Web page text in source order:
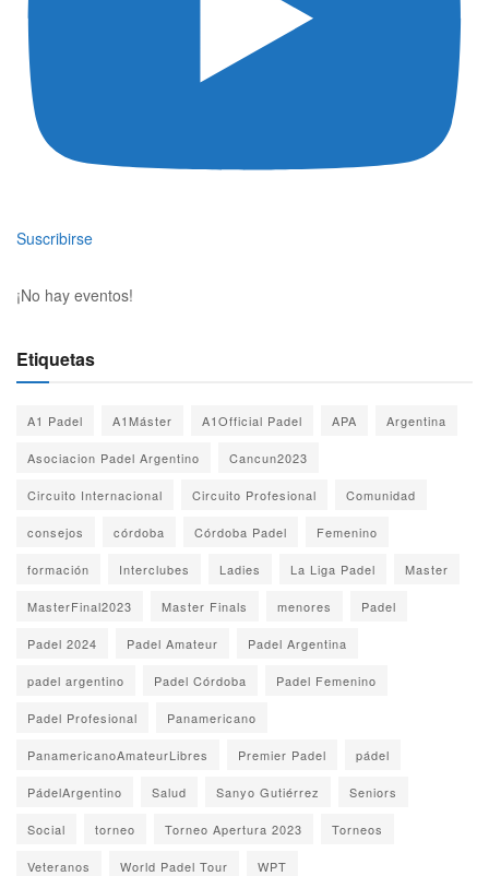
Suscribirse
¡No hay eventos!
Etiquetas
A1 Padel A1Máster A1Official Padel APA Argentina
Asociacion Padel Argentino Cancun2023
Circuito Internacional Circuito Profesional Comunidad
consejos córdoba Córdoba Padel Femenino
formación Interclubes Ladies La Liga Padel Master
MasterFinal2023 Master Finals menores Padel
Padel 2024 Padel Amateur Padel Argentina
padel argentino Padel Córdoba Padel Femenino
Padel Profesional Panamericano
PanamericanoAmateurLibres Premier Padel pádel
PádelArgentino Salud Sanyo Gutiérrez Seniors
Social torneo Torneo Apertura 2023 Torneos
Veteranos World Padel Tour WPT